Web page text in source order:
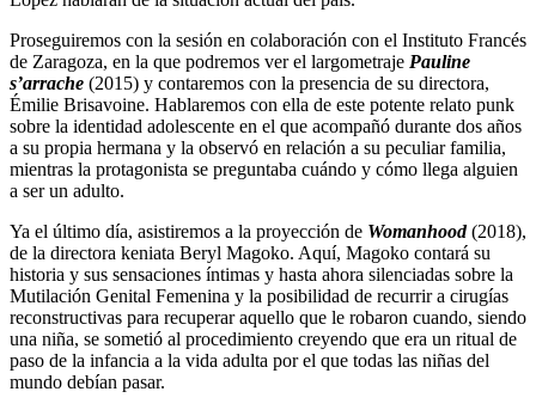
Proseguiremos con la sesión en colaboración con el Instituto Francés
de Zaragoza, en la que podremos ver el largometraje Pauline
s’arrache (2015) y contaremos con la presencia de su directora,
Émilie Brisavoine. Hablaremos con ella de este potente relato punk
sobre la identidad adolescente en el que acompañó durante dos años
a su propia hermana y la observó en relación a su peculiar familia,
mientras la protagonista se preguntaba cuándo y cómo llega alguien
a ser un adulto.
Ya el último día, asistiremos a la proyección de Womanhood(2018),
de la directora keniata Beryl Magoko. Aquí, Magoko contará su
historia y sus sensaciones íntimas y hasta ahora silenciadas sobre la
Mutilación Genital Femenina y la posibilidad de recurrir a cirugías
reconstructivas para recuperar aquello que le robaron cuando, siendo
una niña, se sometió al procedimiento creyendo que era un ritual de
paso de la infancia a la vida adulta por el que todas las niñas del
mundo debían pasar.